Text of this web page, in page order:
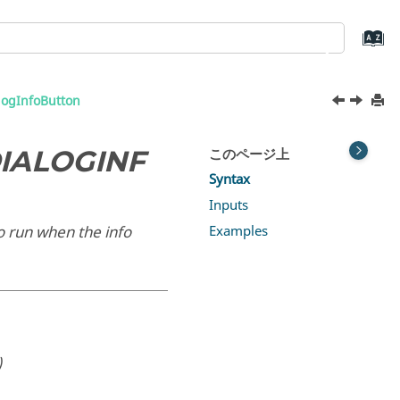
run when the info
このページ上
Syntax
Inputs
Examples